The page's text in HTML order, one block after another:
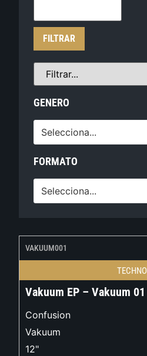
FILTRAR
GENERO
Selecciona...
FORMATO
Selecciona...
VAKUUM001
TECHNO
Vakuum EP – Vakuum 01
Confusion
Vakuum
12"